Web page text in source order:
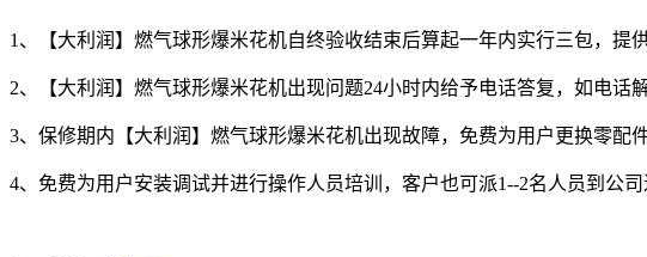
1、【大利润】燃气球形爆米花机自终验收结束后算起一年内实行三包，提
2、【大利润】燃气球形爆米花机出现问题24小时内给予电话答复，如电话
3、保修期内【大利润】燃气球形爆米花机出现故障，免费为用户更换零配
4、免费为用户安装调试并进行操作人员培训，客户也可派1--2名人员到公